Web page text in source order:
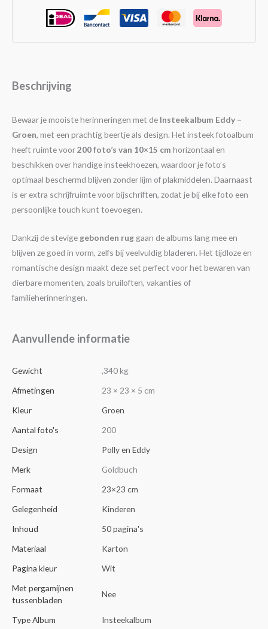
Beschrijving
Bewaar je mooiste herinneringen met de Insteekalbum Eddy –
Groen, met een prachtig beertje als design. Het insteek fotoalbum
heeft ruimte voor200 foto’s van 10×15 cm horizontaal en
beschikken over handige insteekhoezen, waardoor je foto’s
optimaal beschermd blijven zonder lijm of plakmiddelen. Daarnaast
is er extra schrijfruimte voor bijschriften, zodat je bij elke foto een
persoonlijke touch kunt toevoegen.
Dankzij de stevige gebonden rug gaan de albums lang mee en
blijven ze goed in vorm, zelfs bij veelvuldig bladeren. Het tijdloze en
romantische design maakt deze set perfect voor het bewaren van
dierbare momenten, zoals bruiloften, vakanties of
familieherinneringen.
Aanvullende informatie
Gewicht
,340 kg
Afmetingen
23 × 23 × 5 cm
Kleur
Groen
Aantal foto's
200
Design
Polly en Eddy
Merk
Goldbuch
Formaat
23×23 cm
Gelegenheid
Kinderen
Inhoud
50 pagina's
Materiaal
Karton
Pagina kleur
Wit
Met pergamijnen
tussenbladen
Nee
Type Album Insteekalbum